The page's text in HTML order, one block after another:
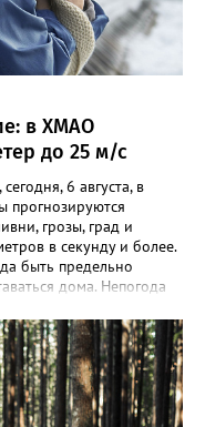
в ХМАО
до 25 м/с
6 августа, в
прогнозируются
грозы, град и
в секунду и более.
быть предельно
дома. Непогода
конструкций,
Ожидаются
заторы,
транспорта. Из-за
низких участков и